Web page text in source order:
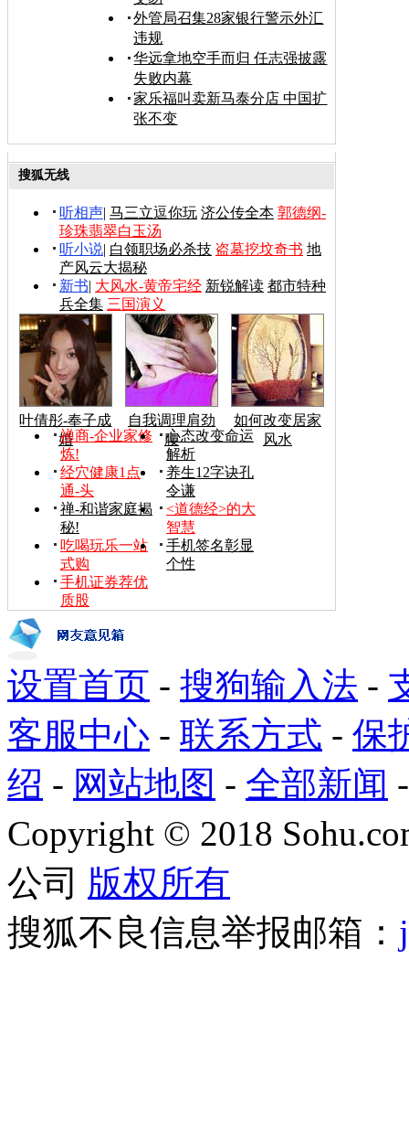
外管局召集28家银行警示外汇
违规
华远拿地空手而归 任志强披露
失败内幕
家乐福叫卖新马泰分店 中国扩
张不变
搜狐无线
听相声| 马三立逗你玩 济公传全本 郭德纲-
珍珠翡翠白玉汤
听小说| 白领职场必杀技 盗墓挖坟奇书 地
产风云大揭秘
新书| 大风水-黄帝宅经 新锐解读 都市特种
兵全集 三国演义
叶倩彤-奉子成
婚
自我调理肩劲
腰
如何改变居家
风水
禅商-企业家修
炼!
心态改变命运
解析
经穴健康1点
通-头
养生12字诀孔
令谦
禅-和谐家庭揭
秘!
<道德经>的大
智慧
吃喝玩乐一站
式购
手机签名彰显
个性
手机证券荐优
质股
设置首页 - 搜狗输入法 -
客服中心 - 联系方式 - 保
绍 - 网站地图 - 全部新闻
Copyright © 2018
公司 版权所有
搜狐不良信息举报邮箱：